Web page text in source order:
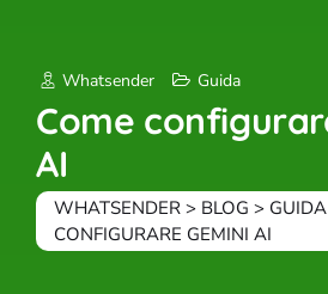
Whatsender Guida
Come
AI
WHATSENDER > BLOG > GUIDA
CONFIGURARE GEMINI AI